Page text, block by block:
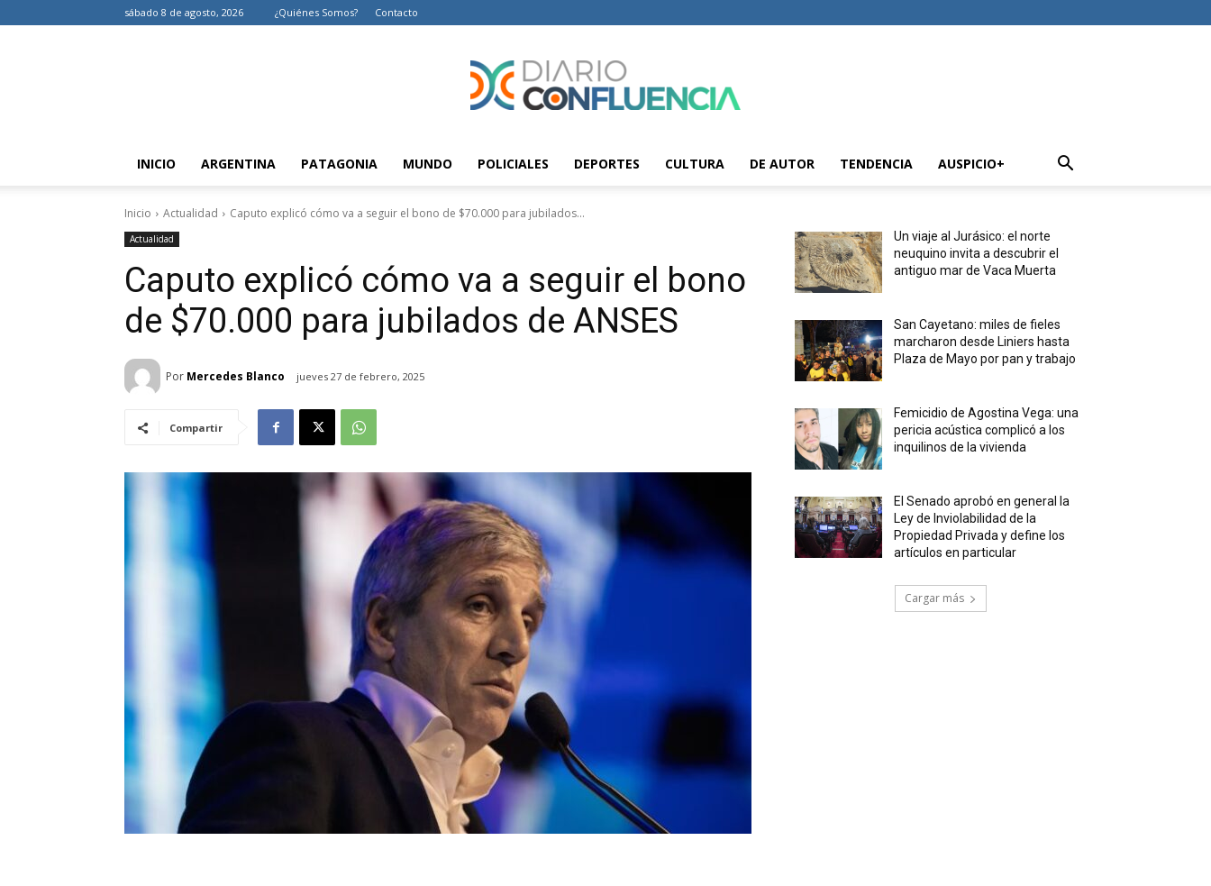
sábado 8 de agosto, 2026 ¿Quiénes Somos? Contacto
Diario
Confluencia
Noticias
INICIO ARGENTINA PATAGONIA MUNDO POLICIALES DEPORTES CULTURA DE AUTOR TENDENCIA AUSPICIO+
Inicio Actualidad Caputo explicó cómo va a seguir el bono de $70.000 para jubilados...
Actualidad
Caputo explicó cómo va a seguir el bono
de $70.000 para jubilados de ANSES
Por Mercedes Blanco jueves 27 de febrero, 2025
Compartir
Un viaje al Jurásico: el norte
neuquino invita a descubrir el
antiguo mar de Vaca Muerta
San Cayetano: miles de fieles
marcharon desde Liniers hasta
Plaza de Mayo por pan y trabajo
Femicidio de Agostina Vega: una
pericia acústica complicó a los
inquilinos de la vivienda
El Senado aprobó en general la
Ley de Inviolabilidad de la
Propiedad Privada y define los
artículos en particular
Cargar más